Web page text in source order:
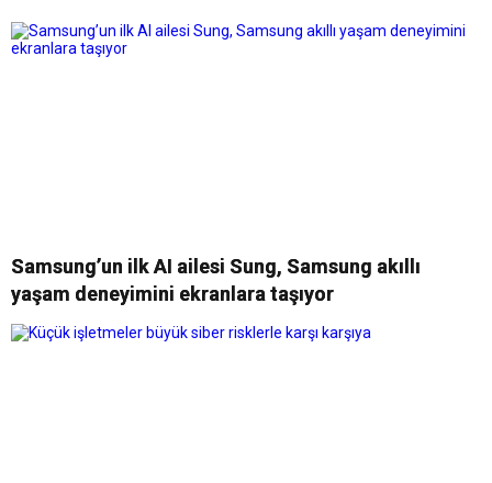
Samsung’un ilk AI ailesi Sung, Samsung akıllı
yaşam deneyimini ekranlara taşıyor